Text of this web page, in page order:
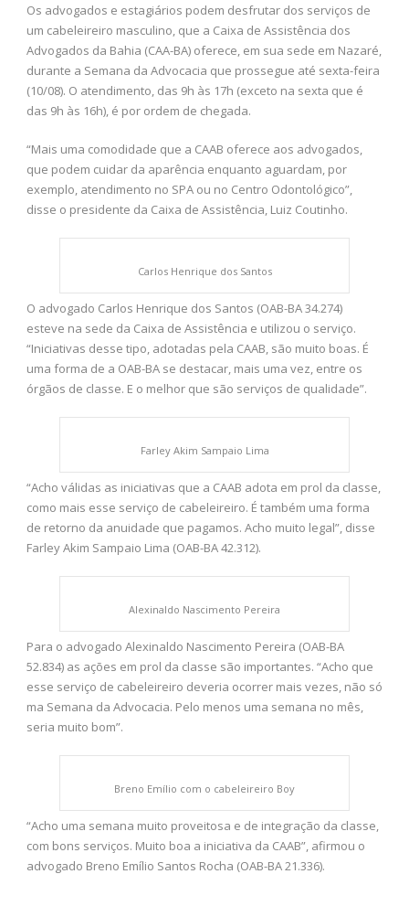
Os advogados e estagiários podem desfrutar dos serviços de
um cabeleireiro masculino, que a Caixa de Assistência dos
Advogados da Bahia (CAA-BA) oferece, em sua sede em Nazaré,
durante a Semana da Advocacia que prossegue até sexta-feira
(10/08). O atendimento, das 9h às 17h (exceto na sexta que é
das 9h às 16h), é por ordem de chegada.
“Mais uma comodidade que a CAAB oferece aos advogados,
que podem cuidar da aparência enquanto aguardam, por
exemplo, atendimento no SPA ou no Centro Odontológico”,
disse o presidente da Caixa de Assistência, Luiz Coutinho.
Carlos Henrique dos Santos
O advogado Carlos Henrique dos Santos (OAB-BA 34.274)
esteve na sede da Caixa de Assistência e utilizou o serviço.
“Iniciativas desse tipo, adotadas pela CAAB, são muito boas. É
uma forma de a OAB-BA se destacar, mais uma vez, entre os
órgãos de classe. E o melhor que são serviços de qualidade”.
Farley Akim Sampaio Lima
“Acho válidas as iniciativas que a CAAB adota em prol da classe,
como mais esse serviço de cabeleireiro. É também uma forma
de retorno da anuidade que pagamos. Acho muito legal”, disse
Farley Akim Sampaio Lima (OAB-BA 42.312).
Alexinaldo Nascimento Pereira
Para o advogado Alexinaldo Nascimento Pereira (OAB-BA
52.834) as ações em prol da classe são importantes. “Acho que
esse serviço de cabeleireiro deveria ocorrer mais vezes, não só
ma Semana da Advocacia. Pelo menos uma semana no mês,
seria muito bom”.
Breno Emílio com o cabeleireiro Boy
“Acho uma semana muito proveitosa e de integração da classe,
com bons serviços. Muito boa a iniciativa da CAAB”, afirmou o
advogado Breno Emílio Santos Rocha (OAB-BA 21.336).